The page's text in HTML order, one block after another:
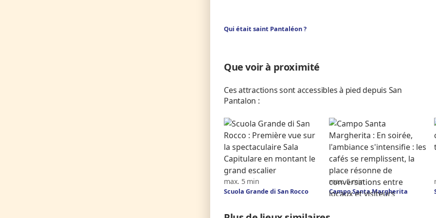
Qui était saint Pantaléon ?
Que voir à proximité
Ces attractions sont accessibles à pied depuis San
Pantalon :
max. 5 min
Scuola Grande di San Rocco
max. 5 min
Campo Santa Margherita